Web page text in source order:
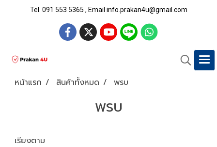
Tel. 091 553 5365 , Email info.prakan4u@gmail.com
หน้าแรก สินค้าทั้งหมด พรบ
พรบ
เรียงตาม